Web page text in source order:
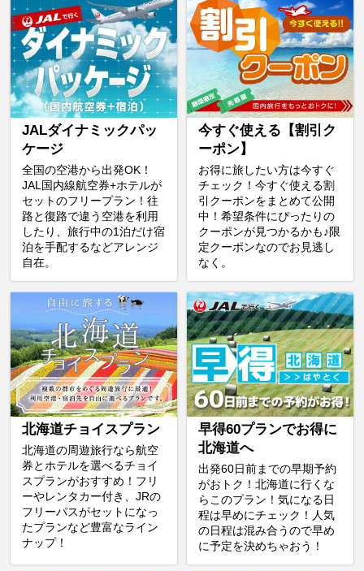
JALダイナミックパッ
ケージ
全国の空港から出発OK！
JAL国内線航空券+ホテルが
セットのフリープラン！往
路と復路で違う空港を利用
したり、旅行中の1泊だけ宿
泊を手配するなどアレンジ
自在。
今すぐ使える【割引ク
ーポン】
お得に旅したい方は今すぐ
チェック！今すぐ使える割
引クーポンをまとめて公開
中！希望条件にぴったりの
クーポンが見つかるかも♪限
定クーポンなのでお見逃し
なく。
北海道チョイスプラン
北海道の周遊旅行なら航空
券とホテルを選べるチョイ
スプランがおすすめ！フリ
ーやレンタカー付き、JRの
フリーパスがセットになっ
たプランなど豊富なライン
ナップ！
早得60プランでお得に
北海道へ
出発60日前までの早期予約
がおトク！北海道に行くな
らこのプラン！気になる日
程は早めにチェック！人気
の日程は混み合うので早め
に予定を決めちゃおう！